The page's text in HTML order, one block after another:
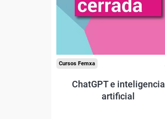
Cursos Femxa
ChatGPT e inteligencia
artificial